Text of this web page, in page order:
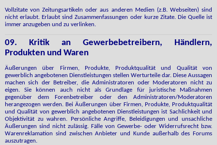
Vollzitate von Zeitungsartikeln oder aus anderen Medien (z.B. Webseiten) sind
nicht erlaubt. Erlaubt sind Zusammenfassungen oder kurze Zitate. Die Quelle ist
immer anzugeben und zu verlinken.
09. Kritik an Gewerbebetreibern, Händlern,
Produkten und Waren
Äußerungen über Firmen, Produkte, Produktqualität und Qualität von
gewerblich angebotenen Dienstleistungen stellen Werturteile dar. Diese Aussagen
machen sich der Betreiber, die Administratoren oder Moderatoren nicht zu
eigen. Sie können auch nicht als Grundlage für juristische Maßnahmen
gegenüber dem Forenbetreiber oder den Administratoren/Moderatoren
herangezogen werden. Bei Äußerungen über Firmen, Produkte, Produktqualität
und Qualität von gewerblich angebotenen Dienstleistungen ist Sachlichkeit und
Objektivität zu wahren. Persönliche Angriffe, Beleidigungen und unsachliche
Äußerungen sind nicht zulässig. Fälle von Gewerbe- oder Widerrufsrecht bzw.
Warenreklamation sind zwischen Anbieter und Kunde außerhalb des Forums
auszutragen.